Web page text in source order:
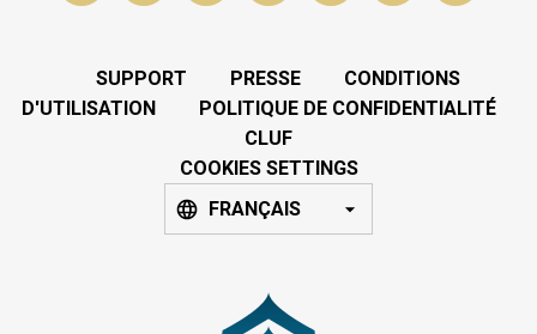
SUPPORT PRESSE
CONDITIONS
D'UTILISATION
POLITIQUE DE CONFIDENTIALITÉ
CLUF
COOKIES SETTINGS
FRANÇAIS